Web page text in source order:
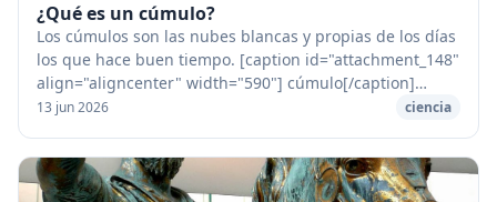
¿Qué es un cúmulo?
Los cúmulos son las nubes blancas y propias de los días
los que hace buen tiempo. [caption id="attachment_148"
align="aligncenter" width="590"] cúmulo[/caption]
Flotan en el cielo azul. Son muy distin...
13 jun 2026 ciencia